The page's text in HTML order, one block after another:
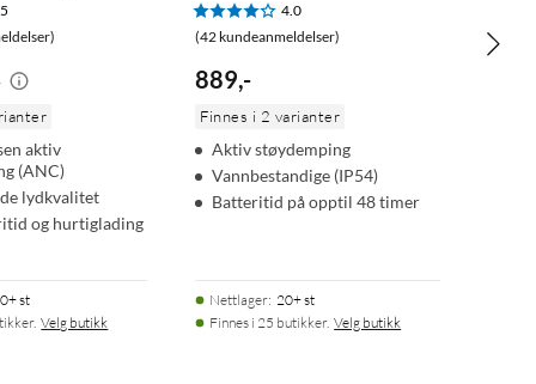
aktiv
(ANC)
lydkvalitet
og hurtiglading
st
Velg butikk
4.0
(42 kundeanmeldelser)
889,-
Finnes i 2 varianter
Aktiv støydemping
Vannbestandige (IP54)
Batteritid på opptil 48 timer
Nettlager: 20+ st
Finnes i 25 butikker. Velg butikk